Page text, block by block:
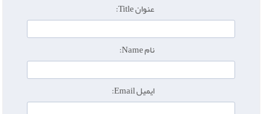
عنوان Title:
نام Name:
ایمیل Email: